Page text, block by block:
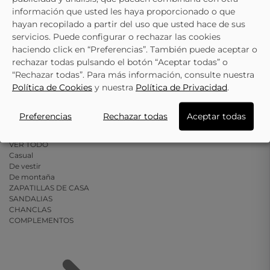
VER TODO
Casual
De vestir
De montaña
ZAPATILLAS DE CASA
SANDALIAS
CHANCLAS
COMPLEMENTOS
información que usted les haya proporcionado o que
hayan recopilado a partir del uso que usted hace de sus
servicios. Puede configurar o rechazar las cookies
haciendo click en “Preferencias”. También puede aceptar o
rechazar todas pulsando el botón “Aceptar todas” o
“Rechazar todas”. Para más información, consulte nuestra
Política de Cookies y nuestra Política de Privacidad.
Preferencias Rechazar todas Aceptar todas